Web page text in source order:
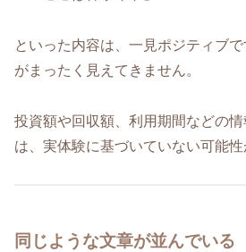
といった内容は、一見ポジティブ
がまったく見えてきません。
投資額や回収額、利用期間などの情
は、実体験に基づいていない可能性
同じような文章が並んでいる